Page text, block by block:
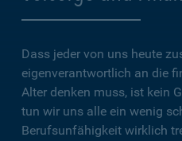
Dass jeder von uns heute
eigenverantwortlich an die
Alter denken muss, ist kein
tun wir uns alle ein wenig
Berufsunfähigkeit wirklich